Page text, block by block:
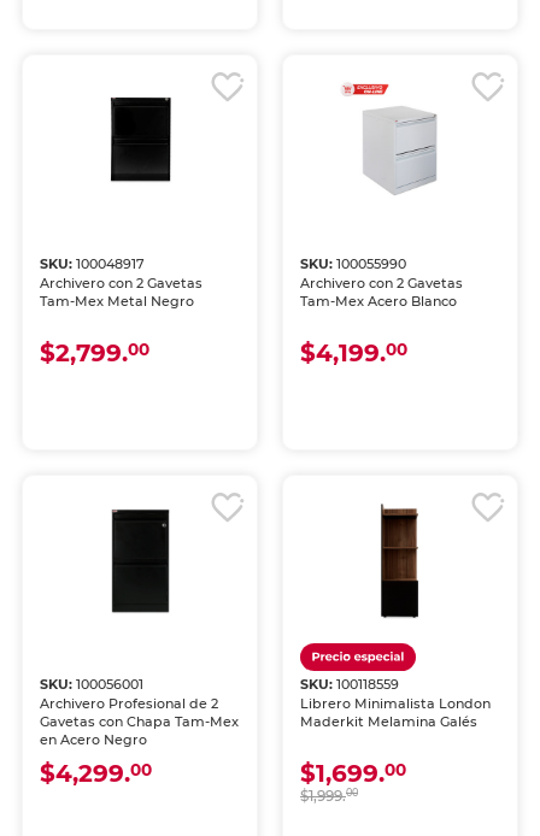
SKU:100048917
Archivero con 2 Gavetas
Tam-Mex Metal Negro
$2,799.00
SKU: 100055990
Archivero con 2 Gavetas
Tam-Mex Acero Blanco
$4,199.00
SKU:100056001
Archivero Profesional de 2
Gavetas con Chapa Tam-Mex
en Acero Negro
$4,299.00
SKU: 100118559
Librero Minimalista London
Maderkit Melamina Galés
$1,699.00
$1,999.00